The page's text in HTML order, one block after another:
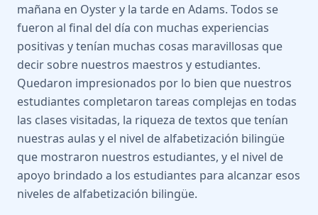
mañana en Oyster y la tarde en Adams. Todos se
fueron al final del día con muchas experiencias
positivas y tenían muchas cosas maravillosas que
decir sobre nuestros maestros y estudiantes.
Quedaron impresionados por lo bien que nuestros
estudiantes completaron tareas complejas en todas
las clases visitadas, la riqueza de textos que tenían
nuestras aulas y el nivel de alfabetización bilingüe
que mostraron nuestros estudiantes, y el nivel de
apoyo brindado a los estudiantes para alcanzar esos
niveles de alfabetización bilingüe.